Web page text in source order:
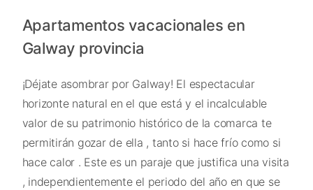
Apartamentos vacacionales en
Galway provincia
¡Déjate asombrar por Galway! El espectacular
horizonte natural en el que está y el incalculable
valor de su patrimonio histórico de la comarca te
permitirán gozar de ella , tanto si hace frío como si
hace calor . Este es un paraje que justifica una visita
, independientemente el periodo del año en que se